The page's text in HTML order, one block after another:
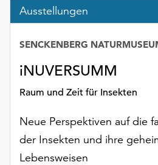
ohne
Ihr
weiterhin
ausgeführt.
Möchten
Sie
die
verwendeten
Cookies
anpassen,
Ausstellungen
iNUVERSUMM
Raum und Zeit für Insekten
SENCKENBERG
Neue Perspektiven auf die
der Insekten und ihre
Lebensweisen